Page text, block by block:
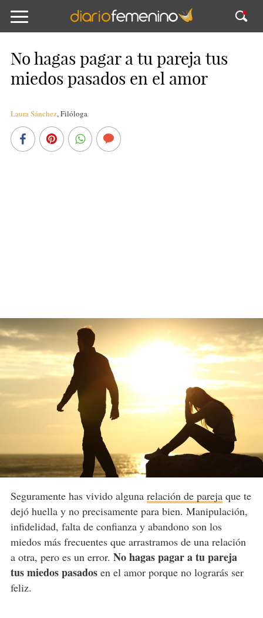
No hagas pagar a tu pareja tus
miedos pasados en el amor
Laura Sánchez,Filóloga
Seguramente has vivido alguna relación de parejaque te
dejó huella y no precisamente para bien. Manipulación,
infidelidad, falta de confianza y abandono son los
miedos más frecuentes que arrastramos de una relación
a otra, pero es un error. No hagas pagar a tu pareja
tus miedos pasadosen el amor porque no lograrás ser
feliz.